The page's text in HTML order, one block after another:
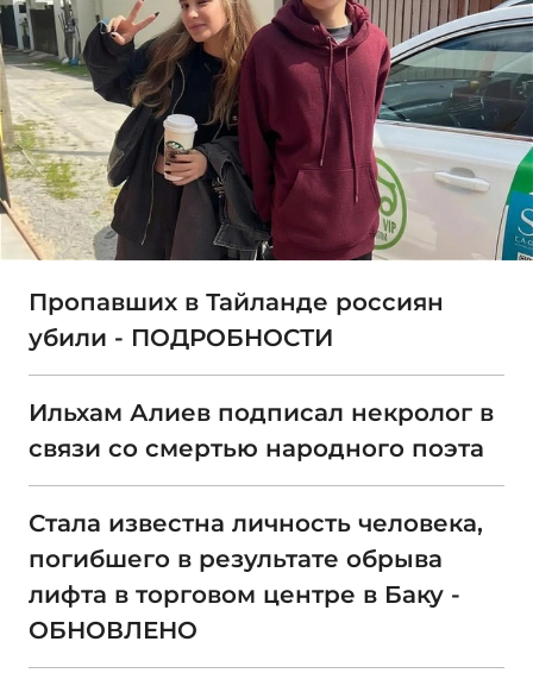
Пропавших в Тайланде россиян
убили - ПОДРОБНОСТИ
Ильхам Алиев подписал некролог в
связи со смертью народного поэта
Стала известна личность человека,
погибшего в результате обрыва
лифта в торговом центре в Баку -
ОБНОВЛЕНО